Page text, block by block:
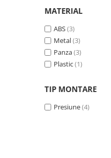
Covorase ortopedice senzoriale
Cuburi magnetice JollyHeap®
Rechizite scolare
Stikere decorative si covoare
Stickere decorative
MATERIAL
ABS(3)
Metal(3)
Panza(3)
Plastic(1)
TIP MONTARE
Presiune(4)